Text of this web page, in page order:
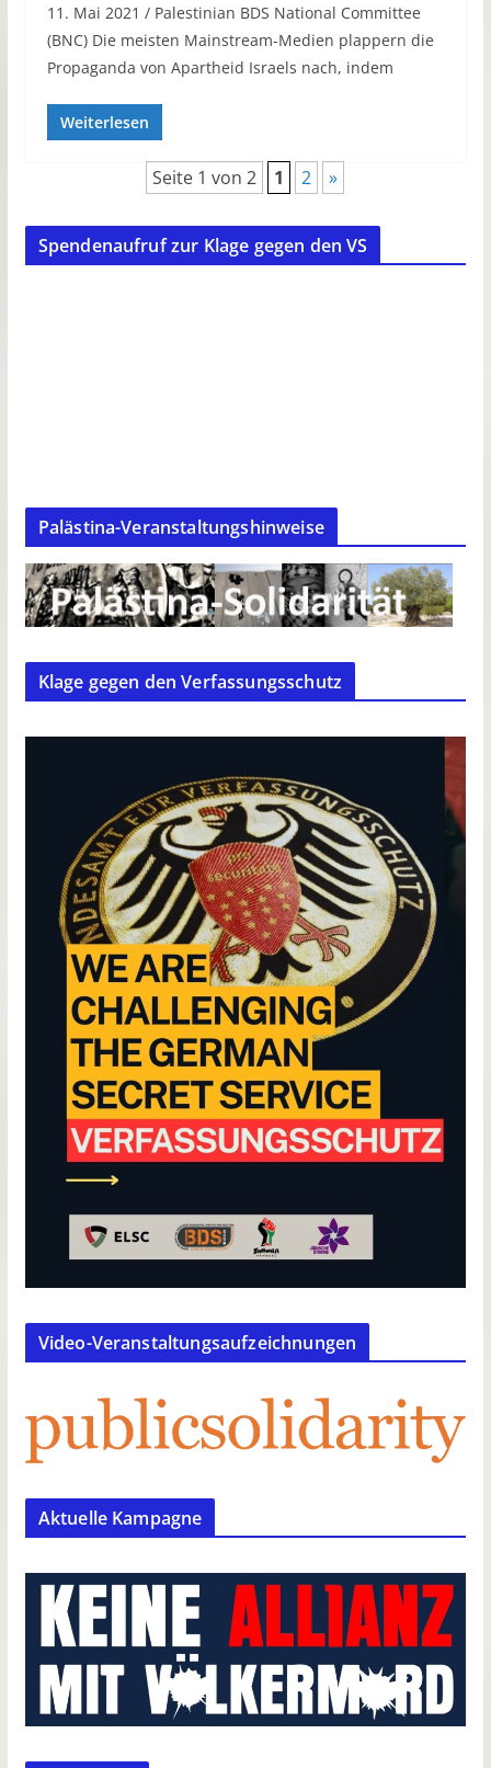
11. Mai 2021 / Palestinian BDS National Committee
(BNC) Die meisten Mainstream-Medien plappern die
Propaganda von Apartheid Israels nach, indem
Weiterlesen
Seite 1 von 2 1 2 »
Spendenaufruf zur Klage gegen den VS
Palästina-Veranstaltungshinweise
Klage gegen den Verfassungsschutz
Video-Veranstaltungsaufzeichnungen
Aktuelle Kampagne